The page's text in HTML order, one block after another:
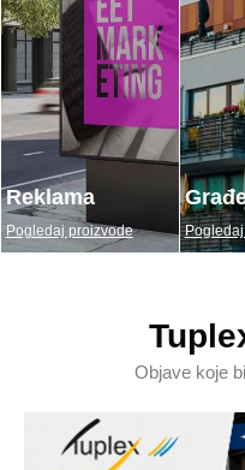
Reklama
Pogledaj proizvode
Objave koje